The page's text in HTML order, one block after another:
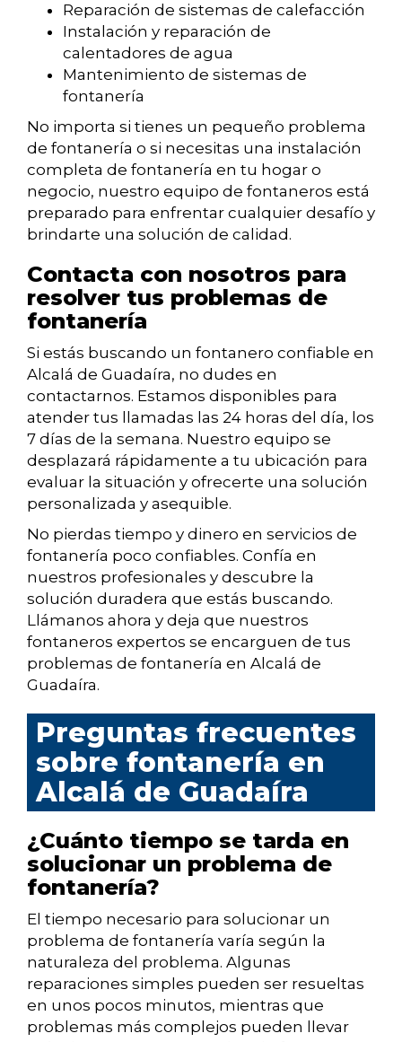
Reparación de sistemas de calefacción
Instalación y reparación de
calentadores de agua
Mantenimiento de sistemas de
fontanería
No importa si tienes un pequeño problema
de fontanería o si necesitas una instalación
completa de fontanería en tu hogar o
negocio, nuestro equipo de fontaneros está
preparado para enfrentar cualquier desafío y
brindarte una solución de calidad.
Contacta con nosotros para
resolver tus problemas de
fontanería
Si estás buscando un fontanero confiable en
Alcalá de Guadaíra, no dudes en
contactarnos. Estamos disponibles para
atender tus llamadas las 24 horas del día, los
7 días de la semana. Nuestro equipo se
desplazará rápidamente a tu ubicación para
evaluar la situación y ofrecerte una solución
personalizada y asequible.
No pierdas tiempo y dinero en servicios de
fontanería poco confiables. Confía en
nuestros profesionales y descubre la
solución duradera que estás buscando.
Llámanos ahora y deja que nuestros
fontaneros expertos se encarguen de tus
problemas de fontanería en Alcalá de
Guadaíra.
Preguntas frecuentes
sobre fontanería en
Alcalá de Guadaíra
¿Cuánto tiempo se tarda en
solucionar un problema de
fontanería?
El tiempo necesario para solucionar un
problema de fontanería varía según la
naturaleza del problema. Algunas
reparaciones simples pueden ser resueltas
en unos pocos minutos, mientras que
problemas más complejos pueden llevar